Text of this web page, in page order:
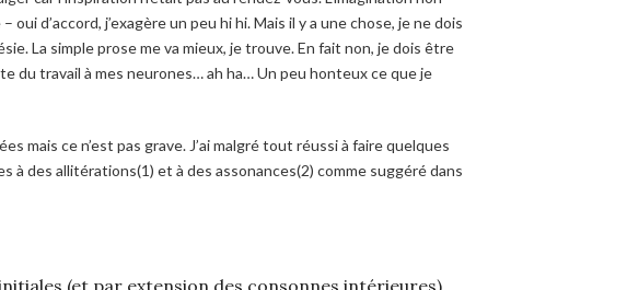
oui d’accord, j’exagère un peu hi hi. Mais il y a une chose, je ne dois
La simple prose me va mieux, je trouve. En fait non, je dois être
du travail à mes neurones… ah ha… Un peu honteux ce que je
mais ce n’est pas grave. J’ai malgré tout réussi à faire quelques
des allitérations(1) et à des assonances(2) comme suggéré dans
(et par extension des consonnes intérieures)